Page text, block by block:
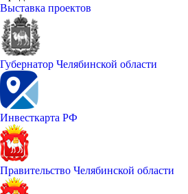
Выставка проектов
Губернатор Челябинской области
Инвесткарта РФ
Правительство Челябинской области